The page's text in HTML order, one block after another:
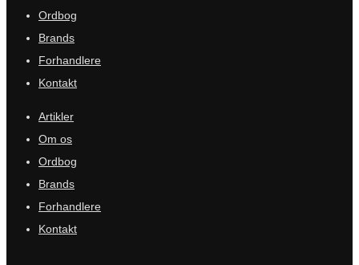
Ordbog
Brands
Forhandlere
Kontakt
Artikler
Om os
Ordbog
Brands
Forhandlere
Kontakt